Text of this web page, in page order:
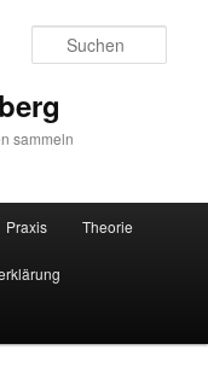
sammeln
Praxis Theorie